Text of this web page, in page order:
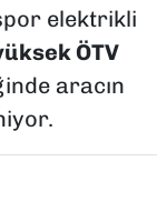
elektrikli
ÖTV
aracın